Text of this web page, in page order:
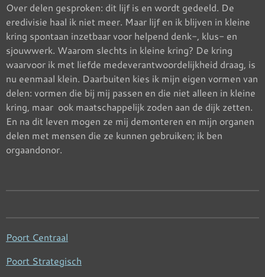
Over delen gesproken: dit lijf is en wordt gedeeld. De
eredivisie haal ik niet meer. Maar lijf en ik blijven in kleine
kring spontaan inzetbaar voor helpend denk-, klus- en
sjouwwerk. Waarom slechts in kleine kring? De kring
waarvoor ik met liefde medeverantwoordelijkheid draag, is
nu eenmaal klein. Daarbuiten kies ik mijn eigen vormen van
delen: vormen die bij mij passen en die niet alleen in kleine
kring, maar ook maatschappelijk zoden aan de dijk zetten.
En na dit leven mogen ze mij demonteren en mijn organen
delen met mensen die ze kunnen gebruiken; ik ben
orgaandonor.
Poort Centraal
Poort Strategisch